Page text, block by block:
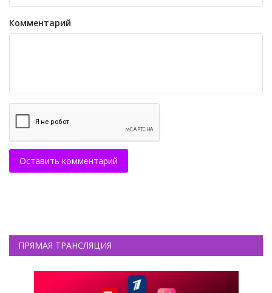
Комментарий
Оставить комментарий
ПРЯМАЯ ТРАНСЛЯЦИЯ